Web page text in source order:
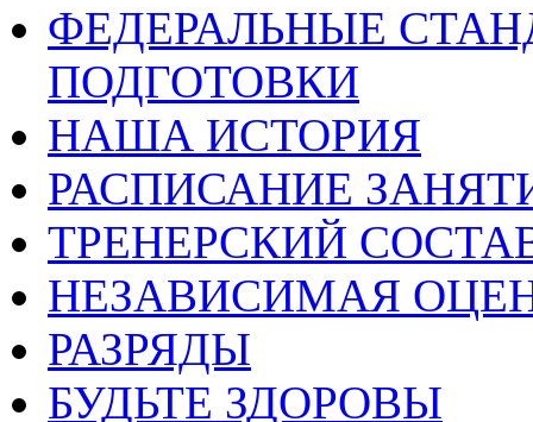
ФЕДЕРАЛЬНЫЕ
ПОДГОТОВКИ
НАША ИСТОРИЯ
РАСПИСАНИЕ
ТРЕНЕРСКИЙ
НЕЗАВИСИМАЯ
РАЗРЯДЫ
БУДЬТЕ ЗДОРОВЫ